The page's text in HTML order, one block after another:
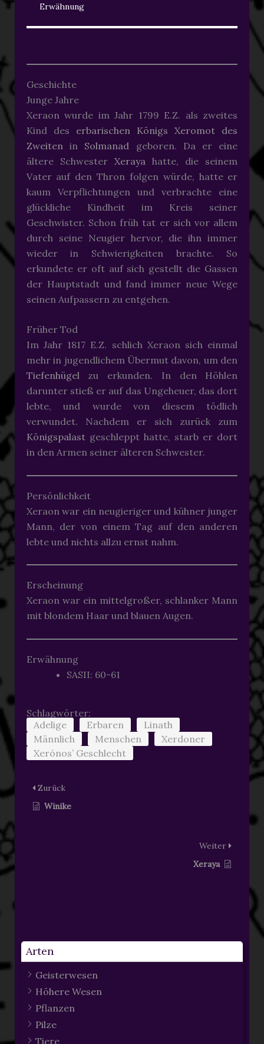
Arten
Geisterwesen
Höhere Wesen
Pflanzen
Pilze
Tiere
Erwähnung
Geschichte
Junge Jahre
Xeraon wurde im Jahr 1799 E.Z. als zweites
Kind des erbarischen Königs
Xeromot des
Zweiten in Solmanad geboren. Da er eine
ältere Schwester Xeraya hatte, die seinem
Vater auf den Thron folgen würde, hatte er
kaum Verpflichtungen und verbrachte eine
glückliche Kindheit im Kreis seiner
Geschwister. Schon früh tat er sich vor allem
durch seine Neugier hervor, die ihn immer
wieder in Schwierigkeiten brachte. So
erkundete er oft auf sich gestellt die Gassen
der Hauptstadt und fand immer neue Wege
seinen Aufpassern zu entgehen.
Früher Tod
Im Jahr 1817 E.Z. schlich Xeraon sich einmal
mehr in jugendlichem Übermut davon, um den
Tiefenhügelzu erkunden. In den Höhlen
darunter stieß er auf das Ungeheuer, das dort
lebte, und wurde von diesem tödlich
verwundet. Nachdem er sich zurück zum
Königspalastgeschleppt hatte, starb er dort
in den Armen seiner älteren Schwester.
Persönlichkeit
Xeraon war ein neugieriger und kühner junger
Mann, der von einem Tag auf den anderen
lebte und nichts allzu ernst nahm.
Erscheinung
Xeraon war ein mittelgroßer, schlanker Mann
mit blondem Haar und blauen Augen.
Erwähnung
SASII: 60-61
Schlagwörter:
Adelige
Erbaren
Linath
Männlich
Menschen
Xerdoner
Xerónos’ Geschlecht
Zurück
Winike
Weiter
Xeraya